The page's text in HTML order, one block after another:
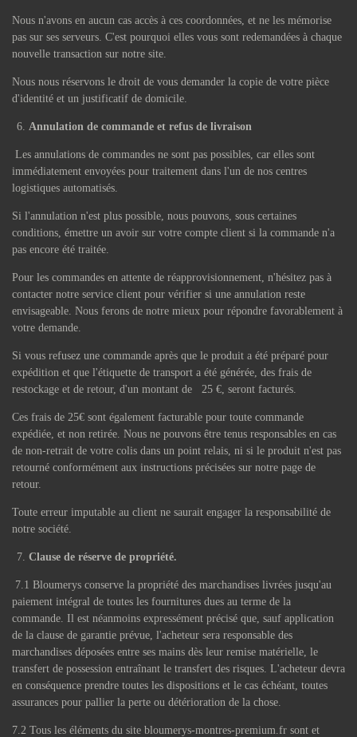
Nous n'avons en aucun cas accès à ces coordonnées, et ne les mémorise
pas sur ses serveurs. C'est pourquoi elles vous sont redemandées à chaque
nouvelle transaction sur notre site.
Nous nous réservons le droit de vous demander la copie de votre pièce
d'identité et un justificatif de domicile.
Annulation de commande et refus de livraison
Les annulations de commandes ne sont pas possibles, car elles sont
immédiatement envoyées pour traitement dans l'un de nos centres
logistiques automatisés.
Si l'annulation n'est plus possible, nous pouvons, sous certaines
conditions, émettre un avoir sur votre compte client si la commande n'a
pas encore été traitée.
Pour les commandes en attente de réapprovisionnement, n'hésitez pas à
contacter notre service client pour vérifier si une annulation reste
envisageable. Nous ferons de notre mieux pour répondre favorablement à
votre demande.
Si vous refusez une commande après que le produit a été préparé pour
expédition et que l'étiquette de transport a été générée, des frais de
restockage et de retour, d'un montant de 25 €, seront facturés.
Ces frais de 25€ sont également facturable pour toute commande
expédiée, et non retirée. Nous ne pouvons être tenus responsables en cas
de non-retrait de votre colis dans un point relais, ni si le produit n'est pas
retourné conformément aux instructions précisées sur notre page de
retour.
Toute erreur imputable au client ne saurait engager la responsabilité de
notre société.
Clause de réserve de propriété.
7.1 Bloumerys conserve la propriété des marchandises livrées jusqu'au
paiement intégral de toutes les fournitures dues au terme de la
commande. Il est néanmoins expressément précisé que, sauf application
de la clause de garantie prévue, l'acheteur sera responsable des
marchandises déposées entre ses mains dès leur remise matérielle, le
transfert de possession entraînant le transfert des risques. L'acheteur devra
en conséquence prendre toutes les dispositions et le cas échéant, toutes
assurances pour pallier la perte ou détérioration de la chose.
7.2 Tous les éléments du site bloumerys-montres-premium.fr sont et